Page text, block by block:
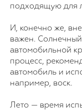
подходящую для
И, конечно же,
важен. Солнечный
автомобильной
процесс,
автомобиль и
например, воск.
Лето — время